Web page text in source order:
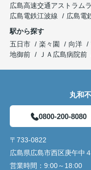
広島高速交通アストラム
広島電鉄江波線
広島電
駅から探す
五日市
楽々園 向洋
地御前
ＪＡ広島病院前
丸和
0800-200-8080
〒733-0822
広島県広島市西区庚午中
営業時間： 9:00～18:00